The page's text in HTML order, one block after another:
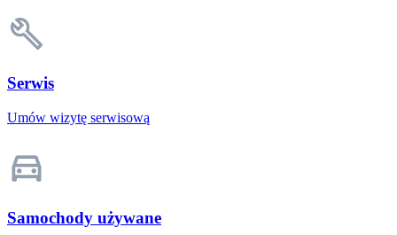
Serwis
Umów wizytę serwisową
Samochody używane